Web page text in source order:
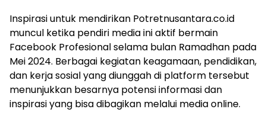
Inspirasi untuk mendirikan Potretnusantara.co.id
muncul ketika pendiri media ini aktif bermain
Facebook Profesional selama bulan Ramadhan pada
Mei 2024. Berbagai kegiatan keagamaan, pendidikan,
dan kerja sosial yang diunggah di platform tersebut
menunjukkan besarnya potensi informasi dan
inspirasi yang bisa dibagikan melalui media online.